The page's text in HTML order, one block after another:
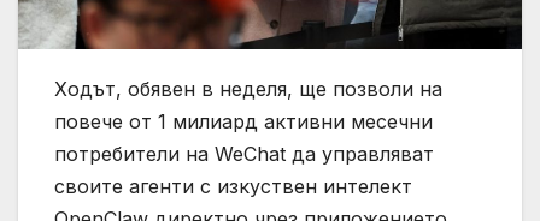
Ходът, обявен в неделя, ще позволи на
повече от 1 милиард активни месечни
потребители на WeChat да управляват
своите агенти с изкуствен интелект